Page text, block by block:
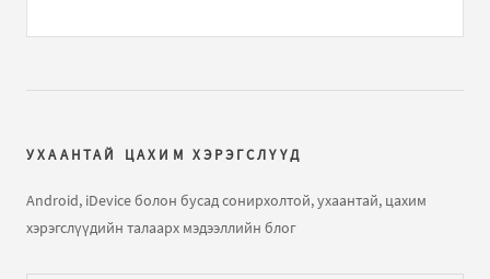
Андройдын тольтой Монгол гарын драйвербичлэгт
Буянбат (зочин):Гоё
Facebook app - Фэйсбүүк сайтын апп татахбичлэгт
Буянбат (зочин): ..
УХААНТАЙ ЦАХИМ ХЭРЭГСЛҮҮД
Android, iDevice болон бусад сонирхолтой, ухаантай, цахим
хэрэгслүүдийн талаарх мэдээллийн блог